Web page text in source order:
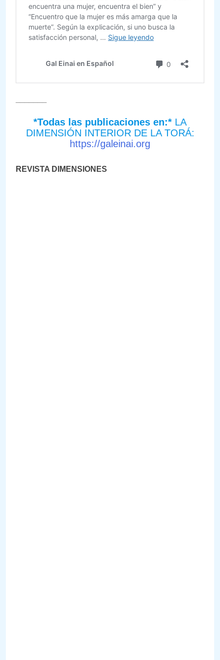
*Todas las publicaciones en:* LA
DIMENSIÓN INTERIOR DE LA TORÁ:
https://galeinai.org
REVISTA DIMENSIONES